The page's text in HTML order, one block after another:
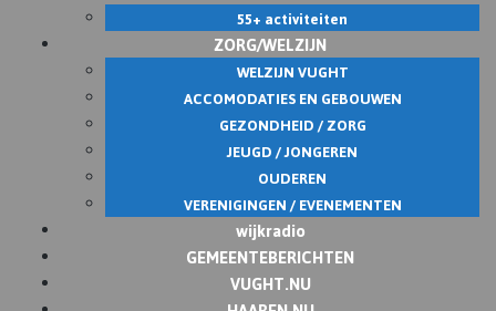
55+ activiteiten
ZORG/WELZIJN
WELZIJN VUGHT
ACCOMODATIES EN GEBOUWEN
GEZONDHEID / ZORG
JEUGD / JONGEREN
OUDEREN
VERENIGINGEN / EVENEMENTEN
wijkradio
GEMEENTEBERICHTEN
VUGHT.NU